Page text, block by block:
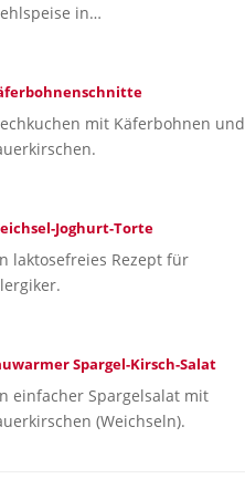
in…
mit Käferbohnen und
Joghurt-Torte
laktosefreies Rezept für
Spargel-Kirsch-Salat
einfacher Spargelsalat mit
(Weichseln).